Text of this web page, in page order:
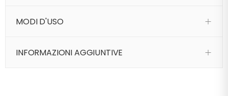
MODI D'USO
INFORMAZIONI AGGIUNTIVE